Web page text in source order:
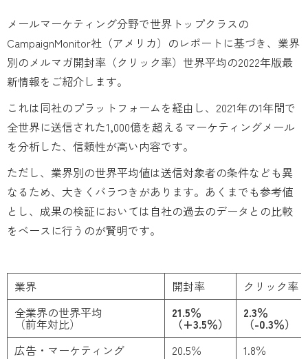
メールマーケティング分野で世界トップクラスの
CampaignMonitor社（アメリカ）のレポートに基づき、業界
別のメルマガ開封率（クリック率）世界平均の2022年版最
新情報をご紹介します。
これは同社のプラットフォームを経由し、2021年の1年間で
全世界に送信された1,000億を超えるマーケティングメール
を分析した、信頼性が高い内容です。
ただし、業界別の世界平均値は送信対象者の条件なども異
なるため、大きくバラつきがあります。あくまでも参考値
とし、成果の検証においては自社の過去のデータとの比較
をベースに行うのが賢明です。
業界 開封率
クリック率
全業界の世界平均
（前年対比）
21.5％
（+3.5％）
2.3％
（-0.3％）
広告・マーケティング
20.5％
1.8％